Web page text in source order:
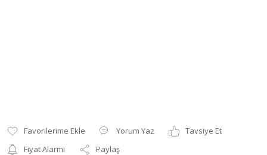
Yorum Yaz
Tavsiye Et
Fiyat Alarmı
Paylaş